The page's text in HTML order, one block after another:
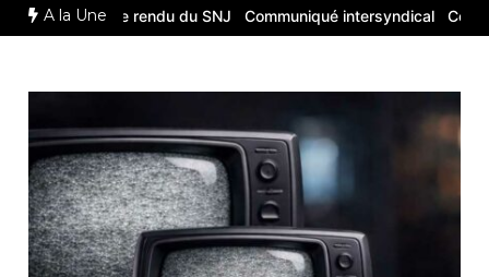
A la Une
: compte rendu du SNJ Communiqué intersyndical Compte-